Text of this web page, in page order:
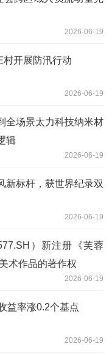
2026-06-19
村开展防汛行动
2026-06-19
全场景太力科技纳米材
辑
2026-06-19
新标杆，获世界纪录双
2026-06-19
）新注册《芙蓉
术作品的著作权
2026-06-19
益率涨0.2个基点
2026-06-19